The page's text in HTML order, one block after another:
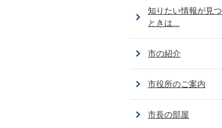
知りたい情報が見
ときは...
市の紹介
市役所のご案内
市長の部屋